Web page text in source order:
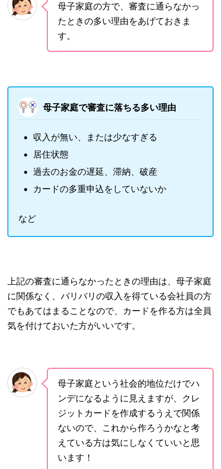
母子家庭の方で、審査に通らなかっ
たときの多い理由をあげておきま
す。
母子家庭で審査に落ちる多い理由
収入が無い、または少なすぎる
居住状態
過去のお金の遅延、滞納、破産
カードの多重申込をしていないか
など
上記の審査に通らなかったときの理由は、母子家庭
に関係なく、バリバリの収入を得ている会社員の方
でもあてはまることなので、カードを作る方は全員
気を付けておいた方がいいです。
母子家庭という社会的地位だけでハ
ンデになるように見えますが、クレ
ジットカードを作成するうえで関係
ないので、これから作ろうかなと考
えている方は気にしなくていいと思
います！